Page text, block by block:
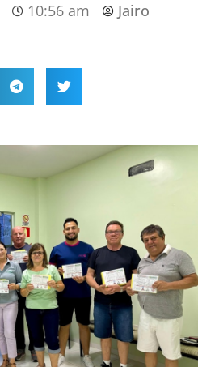
10:56 am Jairo